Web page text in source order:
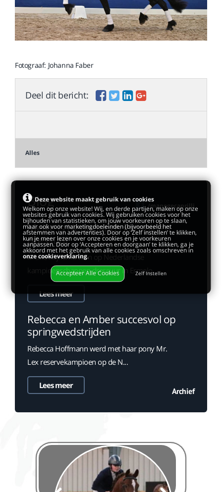
Fotograaf: Johanna Faber
Deel dit bericht:
Alles
Blog /manegecaprilli
Meike is Nederlands kampioen
dressuur
Meike Klijnsma won op Nederlandse
kampioenschappen dressuur in Ermelo
Lees meer
Rebecca en Amber succesvol op
springwedstrijden
Rebecca Hoffmann werd met haar pony Mr.
Lex reservekampioen op de N...
Lees meer
Archief
Deze website maakt gebruik van cookies
Welkom op onze website! Wij, en derde partijen, maken op onze
websites gebruik van cookies. Wij gebruiken cookies voor het
bijhouden van statistieken, om jouw voorkeuren op te slaan,
maar ook voor marketingdoeleinden (bijvoorbeeld het
afstemmen van advertenties). Door op ‘Zelf instellen’ te klikken,
kun je meer lezen over onze cookies en je voorkeuren
aanpassen. Door op ‘Accepteren en doorgaan’ te klikken, ga je
akkoord met het gebruik van alle cookies zoals omschreven in
onze cookieverklaring.
Accepteer Alle Cookies Zelf Instellen